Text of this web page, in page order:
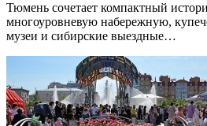
Тюмень сочетает компактный
многоуровневую набережную,
музеи и сибирские выездные…